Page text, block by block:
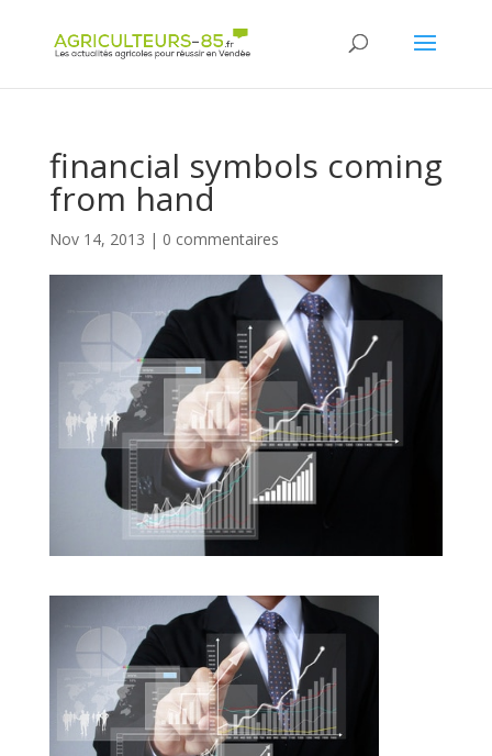
financial symbols coming
from hand
Nov 14, 2013 | 0 commentaires